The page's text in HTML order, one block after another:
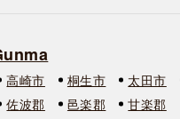
高崎市 桐生市 太田市
佐波郡 邑楽郡 甘楽郡